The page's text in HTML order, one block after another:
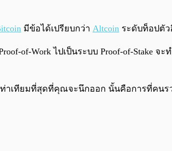
มีข้อได้เปรียบกว่า Altcoin ระดับท็อปตัว
of-Work ไปเป็นระบบ Proof-of-Stake จ
ท่าเทียมที่สุดที่คุณจะนึกออก นั้นคือการที่คน